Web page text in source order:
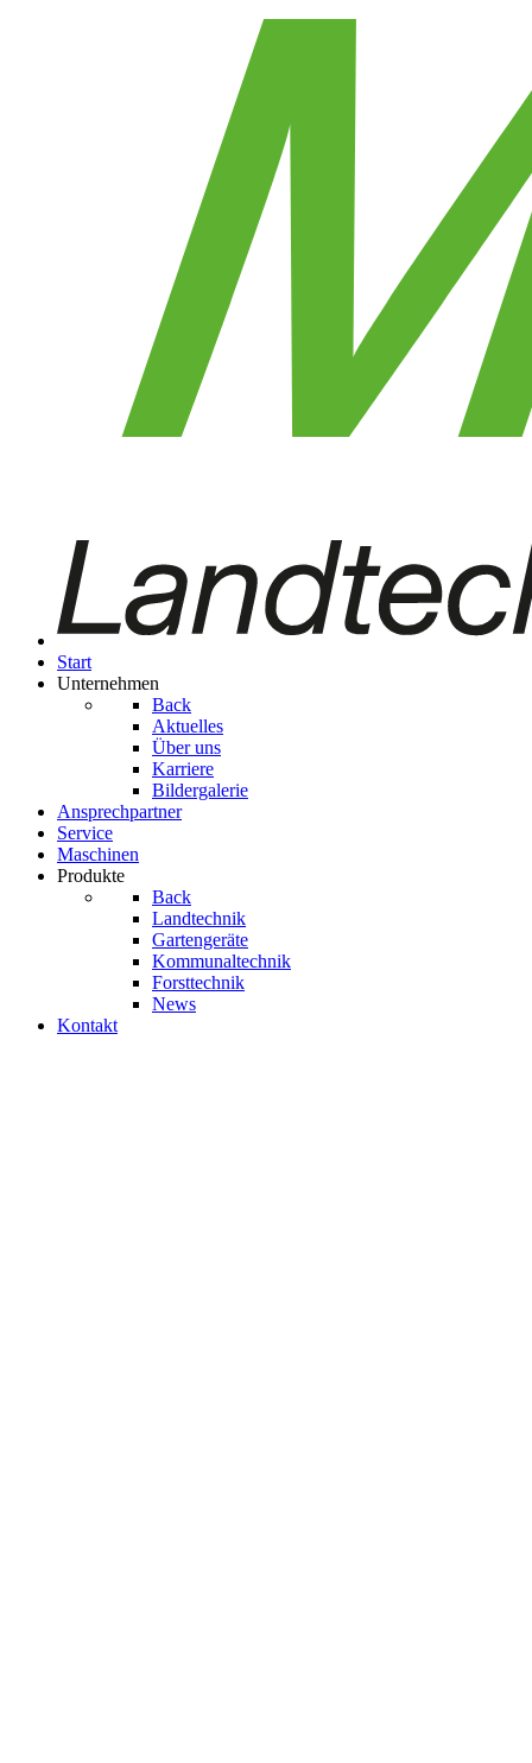
Start
Unternehmen
Back
Aktuelles
Über uns
Karriere
Bildergalerie
Ansprechpartner
Service
Maschinen
Produkte
Back
Landtechnik
Gartengeräte
Kom­mu­nal­tech­nik
Forsttechnik
News
Kontakt